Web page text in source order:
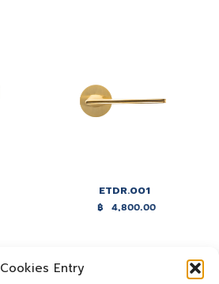
Cookies Entry
ETDR.001
฿ 4,800.00